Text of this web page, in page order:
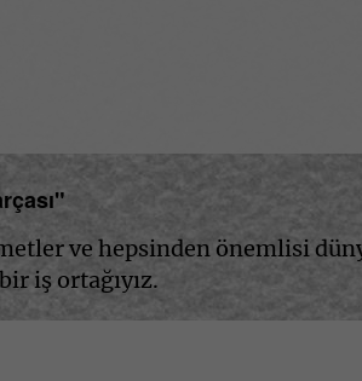
ve hepsinden önemlisi
iş ortağıyız.